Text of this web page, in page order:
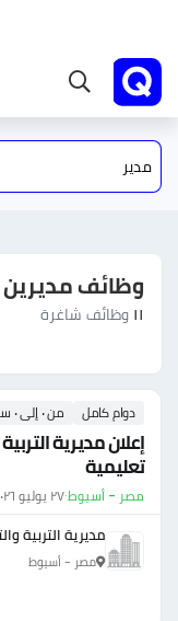
وظائف
١١ وظائف شاغرة
دوام كامل من ٠ إلى ٠ سنة
إعلان مديرية
تعليمية
مصر - أسيوط·٢٧ يوليو ٢٠٢٦
مديرية التربية
مصر - أسيوط